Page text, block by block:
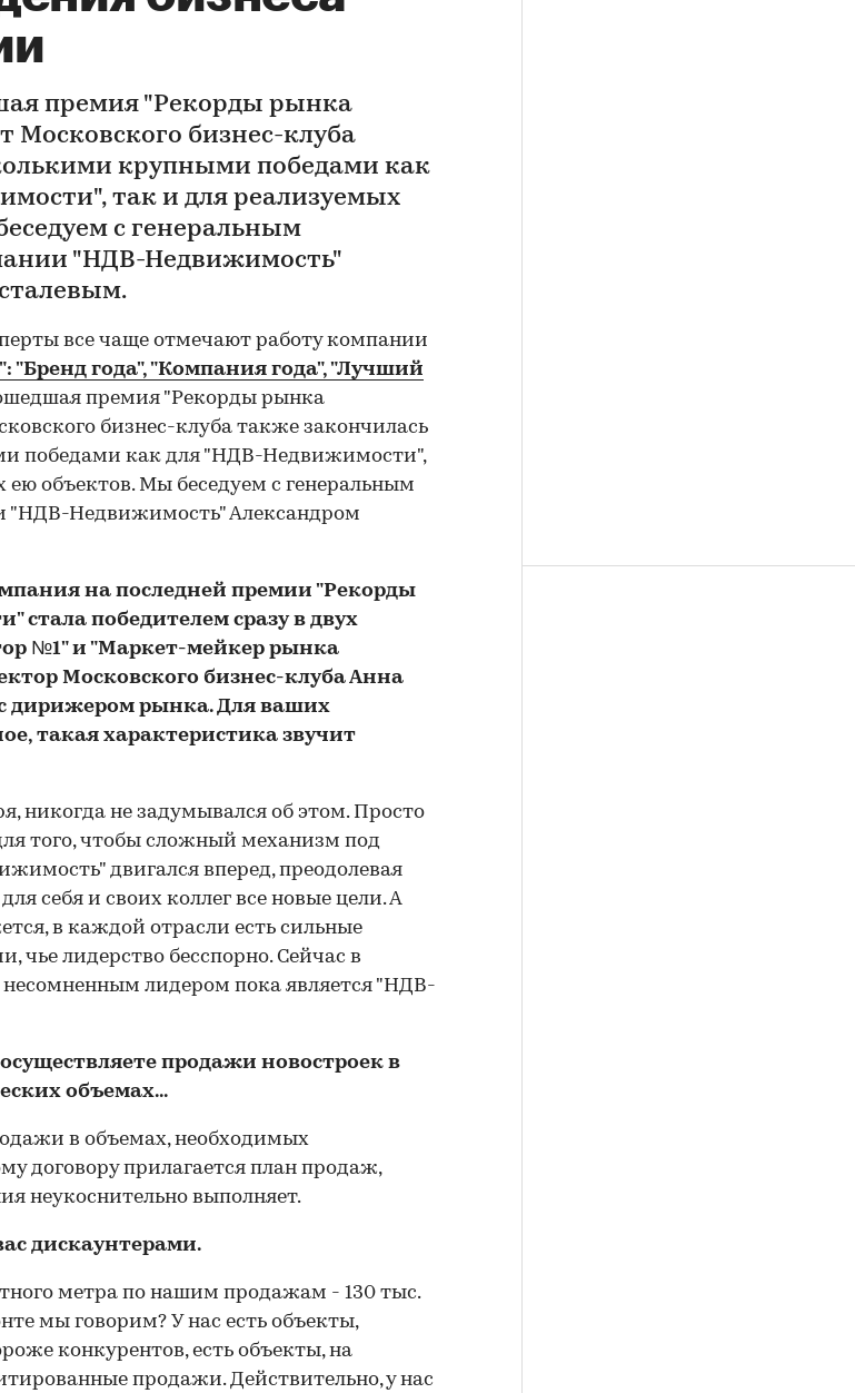
премия "Рекорды рынка
Московского бизнес-клуба
крупными победами как
так и для реализуемых
с генеральным
"НДВ-Недвижимость"
все чаще отмечают работу компании
года", "Компания года", "Лучший
премия "Рекорды рынка
бизнес-клуба также закончилась
победами как для "НДВ-Недвижимости",
ею объектов. Мы беседуем с генеральным
"НДВ-Недвижимость" Александром
на последней премии "Рекорды
стала победителем сразу в двух
№1" и "Маркет-мейкер рынка
Московского бизнес-клуба Анна
дирижером рынка. Для ваших
такая характеристика звучит
никогда не задумывался об этом. Просто
того, чтобы сложный механизм под
двигался вперед, преодолевая
себя и своих коллег все новые цели. А
в каждой отрасли есть сильные
чье лидерство бесспорно. Сейчас в
лидером пока является "НДВ-
продажи новостроек в
объемах...
в объемах, необходимых
договору прилагается план продаж,
неукоснительно выполняет.
дискаунтерами.
метра по нашим продажам - 130 тыс.
мы говорим? У нас есть объекты,
конкурентов, есть объекты, на
продажи. Действительно, у нас